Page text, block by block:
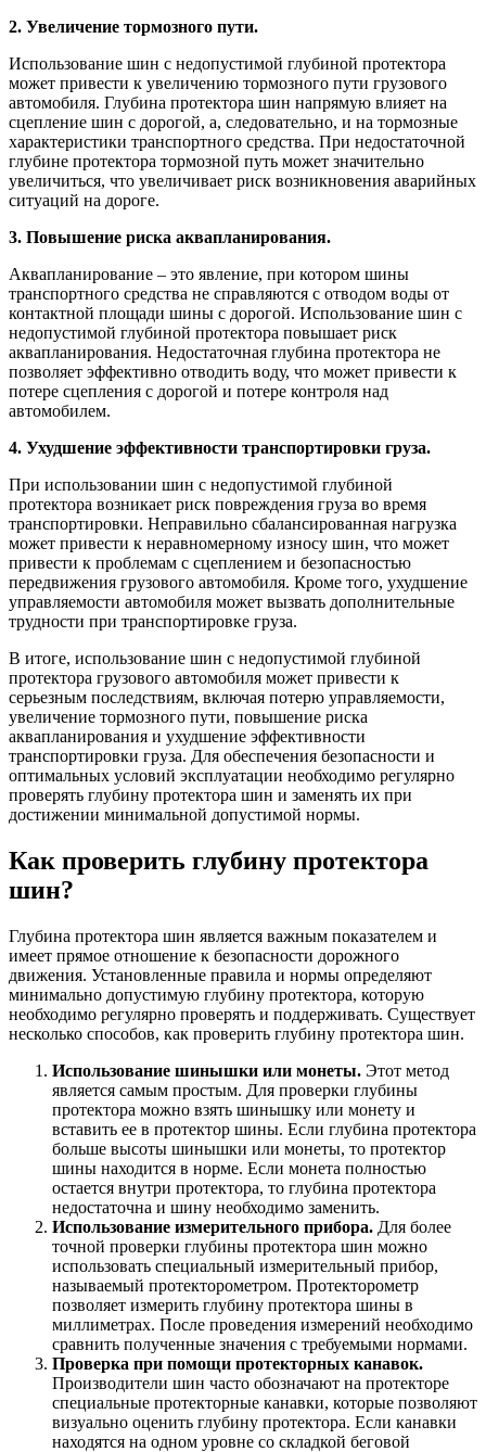
2. Увеличение тормозного пути.
Использование шин с недопустимой глубиной протектора
может привести к увеличению тормозного пути грузового
автомобиля. Глубина протектора шин напрямую влияет на
сцепление шин с дорогой, а, следовательно, и на тормозные
характеристики транспортного средства. При недостаточной
глубине протектора тормозной путь может значительно
увеличиться, что увеличивает риск возникновения аварийных
ситуаций на дороге.
3. Повышение риска аквапланирования.
Аквапланирование – это явление, при котором шины
транспортного средства не справляются с отводом воды от
контактной площади шины с дорогой. Использование шин с
недопустимой глубиной протектора повышает риск
аквапланирования. Недостаточная глубина протектора не
позволяет эффективно отводить воду, что может привести к
потере сцепления с дорогой и потере контроля над
автомобилем.
4. Ухудшение эффективности транспортировки груза.
При использовании шин с недопустимой глубиной
протектора возникает риск повреждения груза во время
транспортировки. Неправильно сбалансированная нагрузка
может привести к неравномерному износу шин, что может
привести к проблемам с сцеплением и безопасностью
передвижения грузового автомобиля. Кроме того, ухудшение
управляемости автомобиля может вызвать дополнительные
трудности при транспортировке груза.
В итоге, использование шин с недопустимой глубиной
протектора грузового автомобиля может привести к
серьезным последствиям, включая потерю управляемости,
увеличение тормозного пути, повышение риска
аквапланирования и ухудшение эффективности
транспортировки груза. Для обеспечения безопасности и
оптимальных условий эксплуатации необходимо регулярно
проверять глубину протектора шин и заменять их при
достижении минимальной допустимой нормы.
Как проверить глубину протектора
шин?
Глубина протектора шин является важным показателем и
имеет прямое отношение к безопасности дорожного
движения. Установленные правила и нормы определяют
минимально допустимую глубину протектора, которую
необходимо регулярно проверять и поддерживать. Существует
несколько способов, как проверить глубину протектора шин.
Использование шинышки или монеты. Этот метод
является самым простым. Для проверки глубины
протектора можно взять шинышку или монету и
вставить ее в протектор шины. Если глубина протектора
больше высоты шинышки или монеты, то протектор
шины находится в норме. Если монета полностью
остается внутри протектора, то глубина протектора
недостаточна и шину необходимо заменить.
Использование измерительного прибора. Для более
точной проверки глубины протектора шин можно
использовать специальный измерительный прибор,
называемый протекторометром. Протекторометр
позволяет измерить глубину протектора шины в
миллиметрах. После проведения измерений необходимо
сравнить полученные значения с требуемыми нормами.
Проверка при помощи протекторных канавок.
Производители шин часто обозначают на протекторе
специальные протекторные канавки, которые позволяют
визуально оценить глубину протектора. Если канавки
находятся на одном уровне со складкой беговой